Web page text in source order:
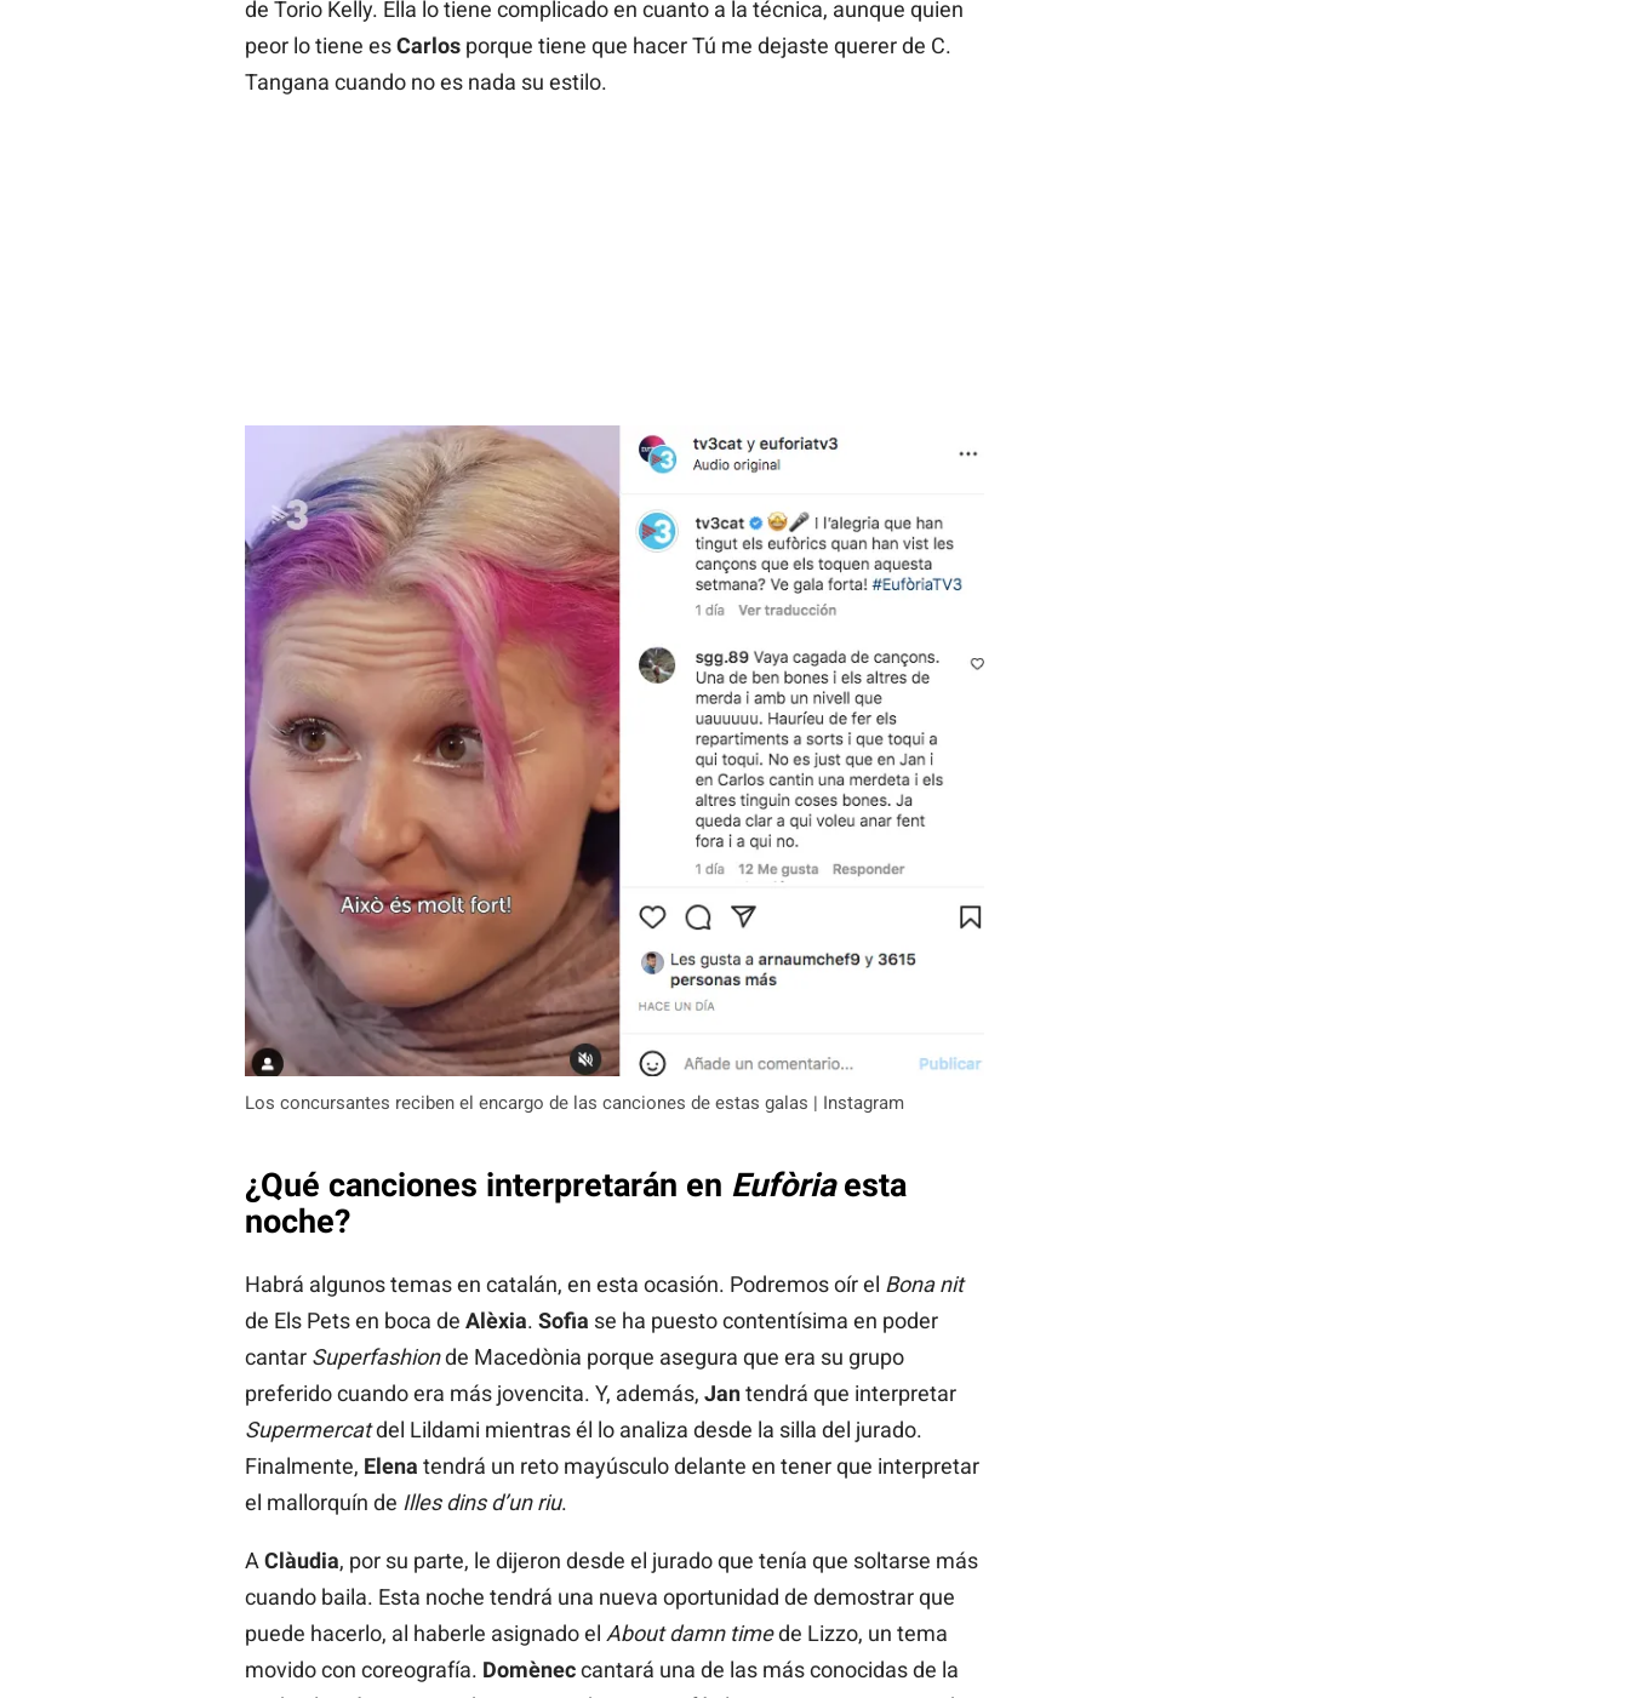
de Torio Kelly. Ella lo tiene complicado en cuanto a la técnica, aunque quien
peor lo tiene esCarlosporque tiene que hacerTú me dejaste quererde C.
Tangana cuando no es nada su estilo.
Los concursantes reciben el encargo de las canciones de estas galas | Instagram
¿Qué canciones interpretarán en Eufòriaesta
noche?
Habrá algunos temas en catalán, en esta ocasión. Podremos oír el Bona nit
de Els Pets en boca de Alèxia. Sofia se ha puesto contentísima en poder
cantar Superfashionde Macedònia porque asegura que era su grupo
preferido cuando era más jovencita. Y, además, Jantendrá que interpretar
Supermercatdel Lildami mientras él lo analiza desde la silla del jurado.
Finalmente, Elena tendrá un reto mayúsculo delante en tener que interpretar
el mallorquín de Illes dins d’un riu.
A Clàudia, por su parte, le dijeron desde el jurado que tenía que soltarse más
cuando baila. Esta noche tendrá una nueva oportunidad de demostrar que
puede hacerlo, al haberle asignado el About damn timede Lizzo, un tema
movido con coreografía. Domèneccantará una de las más conocidas de la